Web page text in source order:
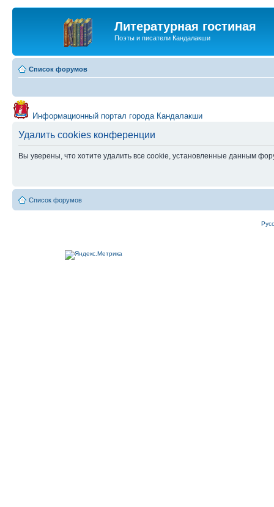
Литературная гостиная
Поэты и писатели Кандалакши
Список форумов
Информационный портал города Кандалакши
Удалить cookies конференции
Вы уверены, что хотите удалить все cookie, установленные данным
Список форумов